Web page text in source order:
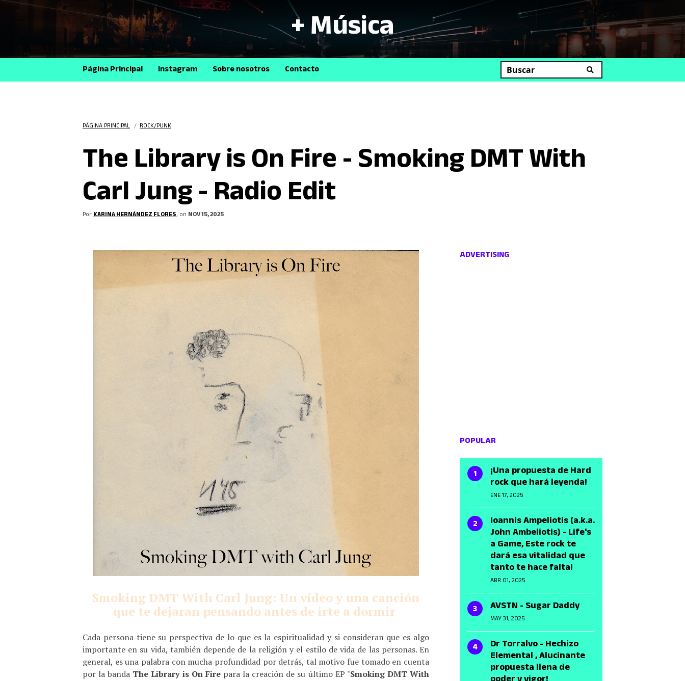
+ Música
Página Principal Instagram Sobre nosotros Contacto
PÁGINA PRINCIPAL / ROCK/PUNK
The Library is On Fire - Smoking DMT With
Carl Jung - Radio Edit
PorKARINA HERNÁNDEZ FLORES, on NOV 15, 2025
Smoking DMT With Carl Jung: Un video y una canción
que te dejaran pensando antes de irte a dormir
Cada persona tiene su perspectiva de lo que es la espiritualidad y si consideran que es algo
importante en su vida, también depende de la religión y el estilo de vida de las personas. En
general, es una palabra con mucha profundidad por detrás, tal motivo fue tomado en cuenta
por la banda The Library is On Firepara la creación de su último EP "Smoking DMT With
ADVERTISING
POPULAR
¡Una propuesta de Hard
rock que hará leyenda!
ENE 17, 2025
Ioannis Ampeliotis (a.k.a.
John Ambeliotis) - Life's
a Game, Este rock te
dará esa vitalidad que
tanto te hace falta!
ABR 01, 2025
AVSTN - Sugar Daddy
MAY 31, 2025
Dr Torralvo - Hechizo
Elemental , Alucinante
propuesta llena de